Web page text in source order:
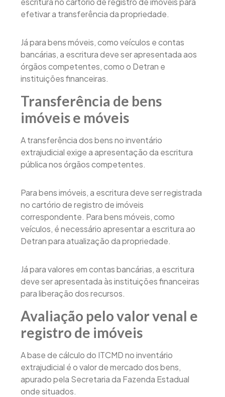
efetivar a transferência da propriedade.
Já para bens móveis, como veículos e contas
bancárias, a escritura deve ser apresentada aos
órgãos competentes, como o Detran e
instituições financeiras.
Transferência de bens
imóveis e móveis
A transferência dos bens no inventário
extrajudicial exige a apresentação da escritura
pública nos órgãos competentes.
Para bens imóveis, a escritura deve ser registrada
no cartório de registro de imóveis
correspondente. Para bens móveis, como
veículos, é necessário apresentar a escritura ao
Detran para atualização da propriedade.
Já para valores em contas bancárias, a escritura
deve ser apresentada às instituições financeiras
para liberação dos recursos.
Avaliação pelo valor venal e
registro de imóveis
A base de cálculo do ITCMD no inventário
extrajudicial é o valor de mercado dos bens,
apurado pela Secretaria da Fazenda Estadual
onde situados.